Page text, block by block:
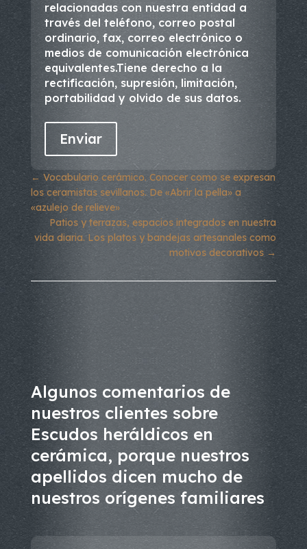
relacionadas con nuestra entidad a
través del teléfono, correo postal
ordinario, fax, correo electrónico o
medios de comunicación electrónica
equivalentes.Tiene derecho a la
rectificación, supresión, limitación,
portabilidad y olvido de sus datos.
← Vocabulario cerámico. Conocer como se expresan
los ceramistas sevillanos. De «Abrir la pella» a
«azulejo de relieve»
Patios y terrazas, espacios integrados en nuestra
vida diaria. Los platos y bandejas artesanales como
motivos decorativos →
Algunos comentarios de
nuestros clientes sobre
Escudos heráldicos en
cerámica, porque nuestros
apellidos dicen mucho de
nuestros orígenes familiares